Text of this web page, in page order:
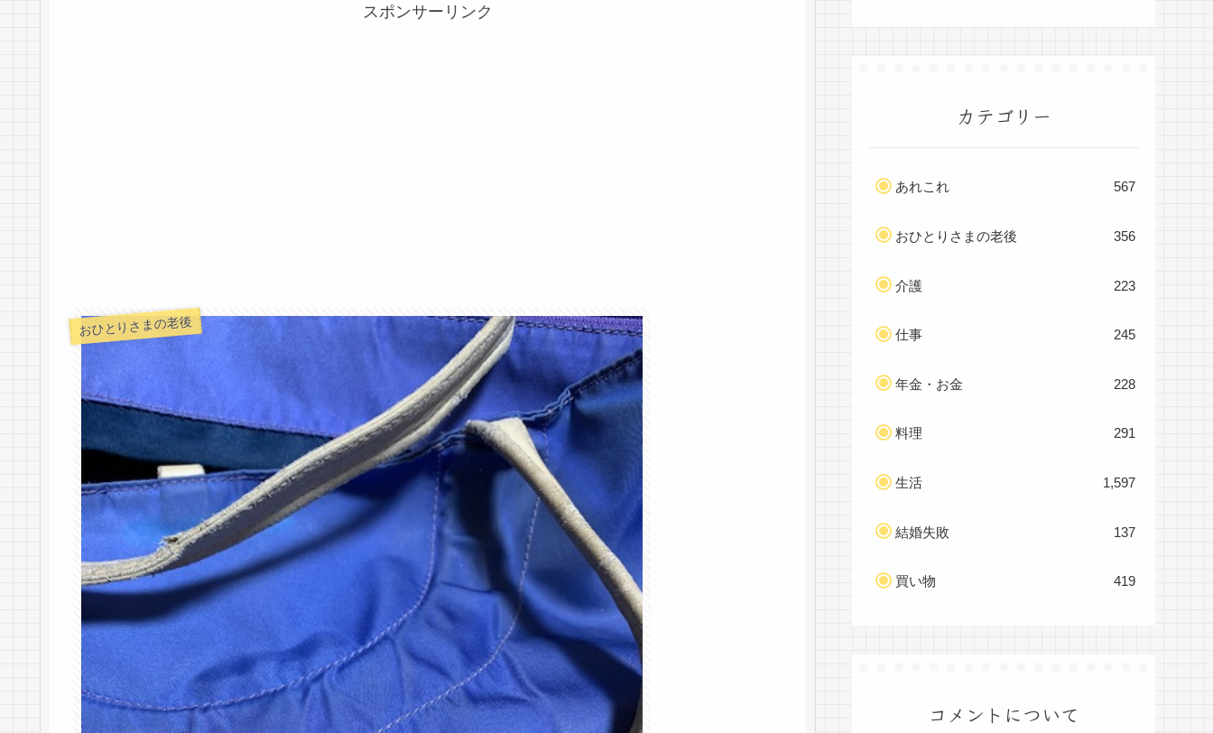
スポンサーリンク
おひとりさまの老後
カテゴリー
あれこれ 567
おひとりさまの老後 356
介護 223
仕事 245
年金・お金 228
料理 291
生活 1,597
結婚失敗 137
買い物 419
コメントについて